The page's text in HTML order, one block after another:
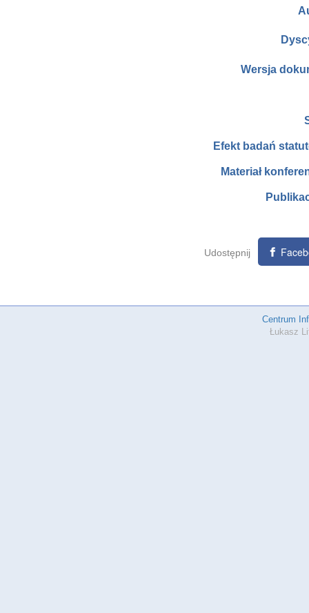
Wersja
Efekt badań
Materiał
Udostępnij
Centrum
Łukasz